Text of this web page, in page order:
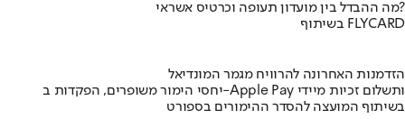
מה ההבדל בין מועדון תעופה וכרטיס אשראי?
בשיתוף FLYCARD
הזדמנות האחרונה להרוויח מגמר המונדיאל
יחסי הימור משופרים, הפקדות ב-Apple Pay ותשלום זכיות מיידי
בשיתוף המועצה להסדר ההימורים בספורט